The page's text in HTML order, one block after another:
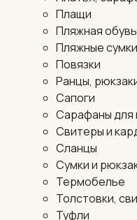
Плащи
Пляжная обувь
Пляжные сумки
Повязки
Ранцы,
Сапоги
Сарафаны для
Свитеры и
Сланцы
Сумки и
Термобелье
Толстовки,
Туфли